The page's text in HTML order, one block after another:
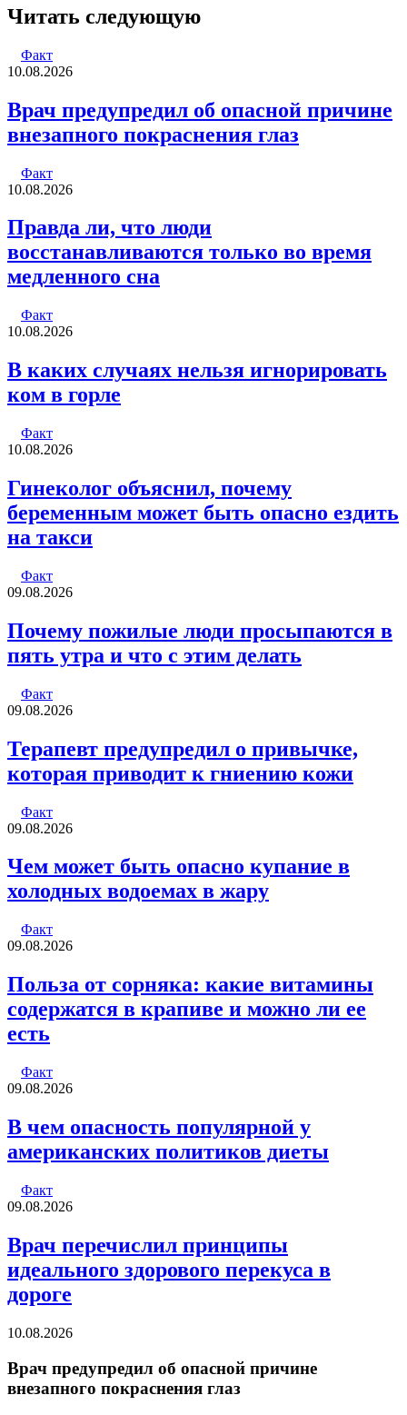
через
электронную
Читать следующую
Факт
10.08.2026
Врач предупредил об опасной причине
внезапного покраснения глаз
Факт
10.08.2026
Правда ли, что люди
восстанавливаются только во время
медленного сна
Факт
10.08.2026
В каких случаях нельзя игнорировать
ком в горле
Факт
10.08.2026
Гинеколог объяснил, почему
беременным может быть опасно ездить
на такси
Факт
09.08.2026
Почему пожилые люди просыпаются в
пять утра и что с этим делать
Факт
09.08.2026
Терапевт предупредил о привычке,
которая приводит к гниению кожи
Факт
09.08.2026
Чем может быть опасно купание в
холодных водоемах в жару
Факт
09.08.2026
Польза от сорняка: какие витамины
содержатся в крапиве и можно ли ее
есть
Факт
09.08.2026
В чем опасность популярной у
американских политиков диеты
Факт
09.08.2026
Врач перечислил принципы
идеального здорового перекуса в
дороге
10.08.2026
Врач предупредил об опасной причине
внезапного покраснения глаз